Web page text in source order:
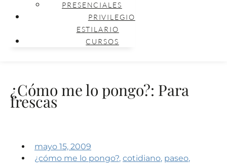
PRESENCIALES
PRIVILEGIO
ESTILARIO
CURSOS
¿Cómo me lo pongo?: Para
frescas
mayo 15, 2009
¿cómo me lo pongo?, cotidiano, paseo,